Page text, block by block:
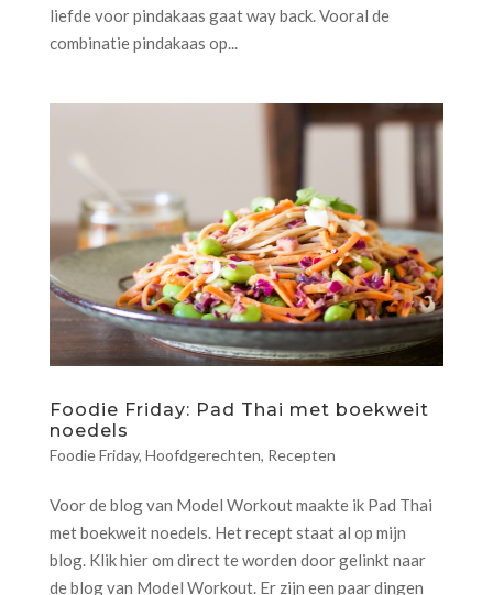
liefde voor pindakaas gaat way back. Vooral de
combinatie pindakaas op...
Foodie Friday: Pad Thai met boekweit
noedels
Foodie Friday, Hoofdgerechten, Recepten
Voor de blog van Model Workout maakte ik Pad Thai
met boekweit noedels. Het recept staat al op mijn
blog. Klik hier om direct te worden door gelinkt naar
de blog van Model Workout. Er zijn een paar dingen